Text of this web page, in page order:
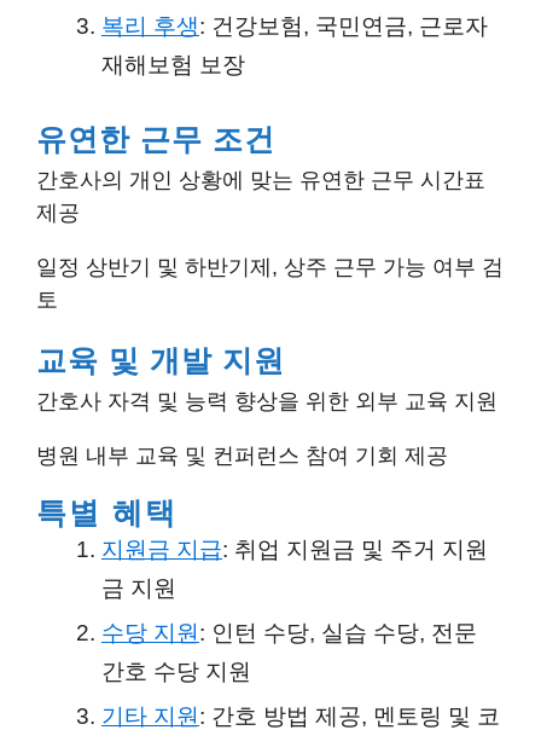
복리 후생: 건강보험, 국민연금, 근로자
재해보험 보장
유연한 근무 조건
간호사의 개인 상황에 맞는 유연한 근무 시간표
제공
일정 상반기 및 하반기제, 상주 근무 가능 여부 검
토
교육 및 개발 지원
간호사 자격 및 능력 향상을 위한 외부 교육 지원
병원 내부 교육 및 컨퍼런스 참여 기회 제공
특별 혜택
지원금 지급: 취업 지원금 및 주거 지원
금 지원
수당 지원: 인턴 수당, 실습 수당, 전문
간호 수당 지원
기타 지원: 간호 방법 제공, 멘토링 및 코